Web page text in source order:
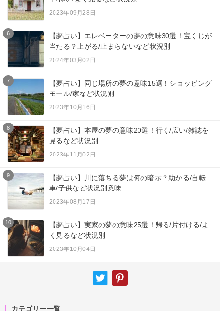
2023年09月28日
6
【夢占い】エレベーターの夢の意味30選！宝くじが
当たる？上がる/止まらないなど状況別
2024年03月02日
7
【夢占い】同じ場所の夢の意味15選！ショッピング
モール/家など状況別
2023年10月16日
8
【夢占い】本屋の夢の意味20選！行く/広い/雑誌を
見るなど状況別
2023年11月02日
9
【夢占い】川に落ちる夢は何の暗示？助かる/自転
車/子供など状況別意味
2023年08月17日
10
【夢占い】実家の夢の意味25選！帰る/片付ける/よ
く見るなど状況別
2023年10月04日
カテゴリー一覧